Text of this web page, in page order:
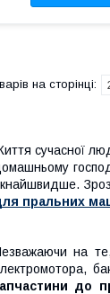
сучасної
пральних
на
до